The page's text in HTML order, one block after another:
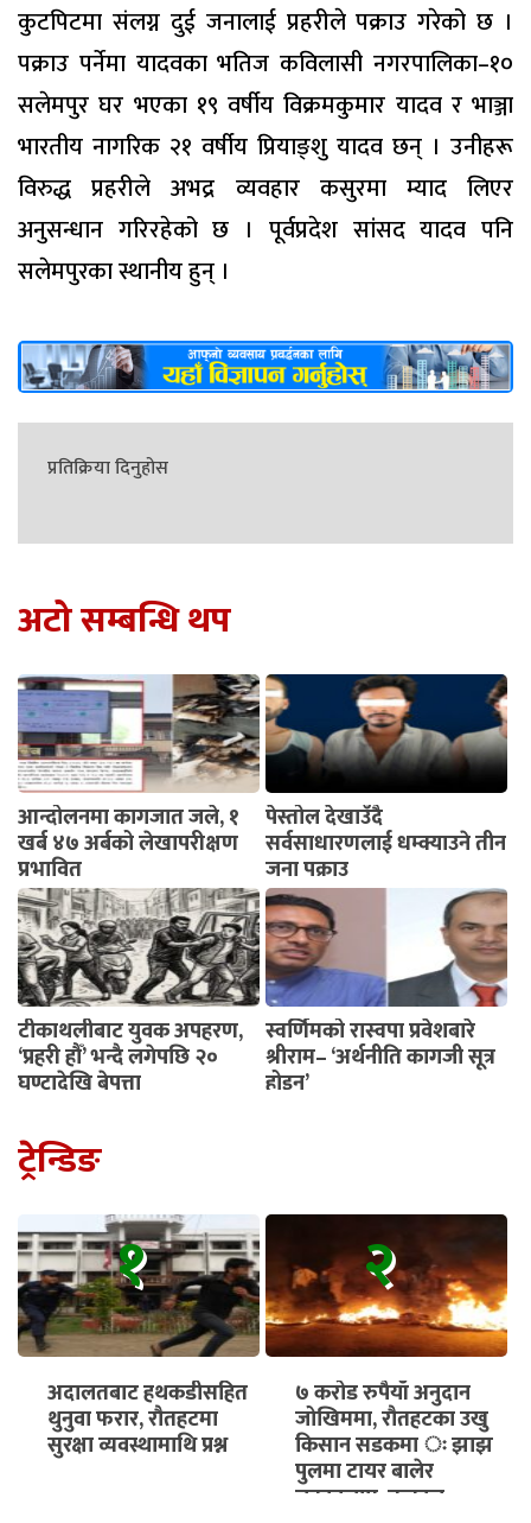
कुटपिटमा संलग्न दुई जनालाई प्रहरीले पक्राउ गरेको छ ।
पक्राउ पर्नेमा यादवका भतिज कविलासी नगरपालिका–१०
सलेमपुर घर भएका १९ वर्षीय विक्रमकुमार यादव र भाञ्जा
भारतीय नागरिक २१ वर्षीय प्रियाङ्शु यादव छन् । उनीहरू
विरुद्ध प्रहरीले अभद्र व्यवहार कसुरमा म्याद लिएर
अनुसन्धान गरिरहेको छ । पूर्वप्रदेश सांसद यादव पनि
सलेमपुरका स्थानीय हुन् ।
प्रतिक्रिया दिनुहोस
अटो सम्बन्धि थप
आन्दोलनमा कागजात जले, १
खर्ब ४७ अर्बको लेखापरीक्षण
प्रभावित
पेस्तोल देखाउँदै
सर्वसाधारणलाई धम्क्याउने तीन
जना पक्राउ
टीकाथलीबाट युवक अपहरण,
‘प्रहरी हौँ’ भन्दै लगेपछि २०
घण्टादेखि बेपत्ता
स्वर्णिमको रास्वपा प्रवेशबारे
श्रीराम– ‘अर्थनीति कागजी सूत्र
होइन’
ट्रेन्डिङ
१
अदालतबाट हथकडीसहित
थुनुवा फरार, रौतहटमा
सुरक्षा व्यवस्थामाथि प्रश्न
२
७ करोड रुपैयाँ अनुदान
जोखिममा, रौतहटका उखु
किसान सडकमा ः झाझ
पुलमा टायर बालेर
चक्काजाम, तत्काल